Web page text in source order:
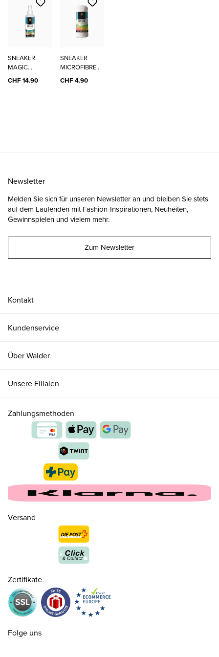
36 CHF 199.00
CHF 199.00
37½ CHF 199.00
CHF 199.00
SNEAKER
MAGIC
CLEANER
CHF 14.90
SNEAKER
MICROFIBRE
CLOTH
CHF 4.90
Kontakt
Kundenservice
Über Walder
Unsere Filialen
Newsletter
Melden Sie sich für unseren Newsletter an und bleiben Sie stets
auf dem Laufenden mit Fashion-Inspirationen, Neuheiten,
Gewinnspielen und vielem mehr.
Zum Newsletter
Zahlungsmethoden
Versand
Zertifikate
Folge uns